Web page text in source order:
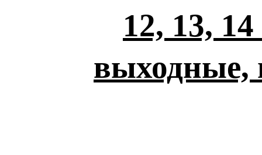
12, 13,
выходные,